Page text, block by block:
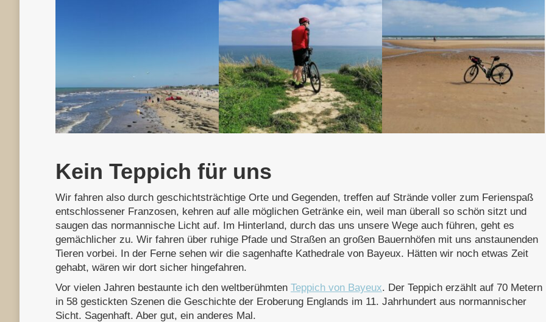
Kein Teppich für uns
Wir fahren also durch geschichtsträchtige Orte und Gegenden, treffen auf Strände voller zum Ferienspaß
entschlossener Franzosen, kehren auf alle möglichen Getränke ein, weil man überall so schön sitzt und
saugen das normannische Licht auf. Im Hinterland, durch das uns unsere Wege auch führen, geht es
gemächlicher zu. Wir fahren über ruhige Pfade und Straßen an großen Bauernhöfen mit uns anstaunenden
Tieren vorbei. In der Ferne sehen wir die sagenhafte Kathedrale von Bayeux. Hätten wir noch etwas Zeit
gehabt, wären wir dort sicher hingefahren.
Vor vielen Jahren bestaunte ich den weltberühmten Teppich von Bayeux. Der Teppich erzählt auf 70 Metern
in 58 gestickten Szenen die Geschichte der Eroberung Englands im 11. Jahrhundert aus normannischer
Sicht. Sagenhaft. Aber gut, ein anderes Mal.